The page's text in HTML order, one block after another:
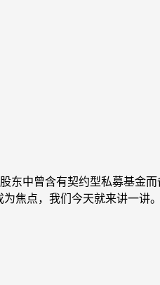
东中曾含有契约型私募基
焦点，我们今天就来讲一讲